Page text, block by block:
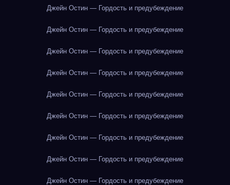
Джейн Остин — Гордость и предубеждение
Джейн Остин — Гордость и предубеждение
Джейн Остин — Гордость и предубеждение
Джейн Остин — Гордость и предубеждение
Джейн Остин — Гордость и предубеждение
Джейн Остин — Гордость и предубеждение
Джейн Остин — Гордость и предубеждение
Джейн Остин — Гордость и предубеждение
Джейн Остин — Гордость и предубеждение